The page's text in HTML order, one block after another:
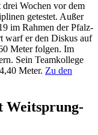
Wochen vor dem
getestet. Außer
im Rahmen der Pfalz-
warf er den Diskus auf
Meter folgen. Im
Sein Teamkollege
Meter. Zu den
Weitsprung-